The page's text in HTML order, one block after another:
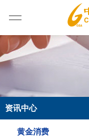
资讯中心
黄金消费